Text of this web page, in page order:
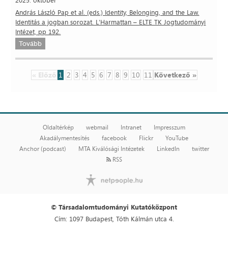
András László Pap et al. (eds.) Identity, Belonging, and the Law.
Identitás a jogban sorozat. L'Harmattan – ELTE TK Jogtudományi
Intézet, pp 192.
Tovább
« Előző 1 2 3 4 5 6 7 8 9 10 11 Következő »
Oldaltérkép webmail Intranet
Impresszum
Akadálymentesítés
facebook Flickr
YouTube
Anchor (podcast)
MTA Kiválósági Intézetek LinkedIn
twitter
RSS
© Társadalomtudományi Kutatóközpont
Cím: 1097 Budapest, Tóth Kálmán utca 4.